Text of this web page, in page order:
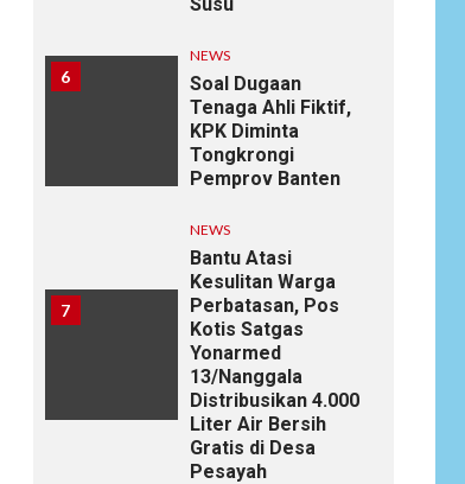
6
NEWS
Soal Dugaan
Tenaga Ahli Fiktif,
KPK Diminta
Tongkrongi
Pemprov Banten
7
NEWS
Bantu Atasi
Kesulitan Warga
Perbatasan, Pos
Kotis Satgas
Yonarmed
13/Nanggala
Distribusikan 4.000
Liter Air Bersih
Gratis di Desa
Pesayah